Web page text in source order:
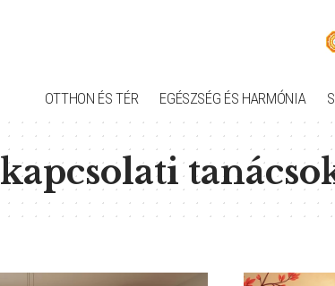
OTTHON ÉS TÉR EGÉSZSÉG ÉS HARMÓNIA
kapcsolati